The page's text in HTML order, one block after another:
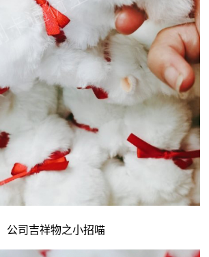
公司吉祥物之小招喵